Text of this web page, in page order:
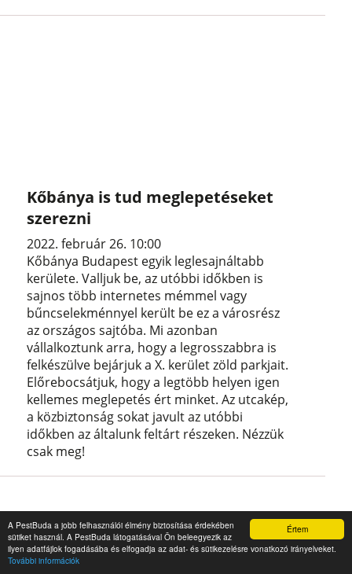
Értem
A PestBuda a jobb felhasználói élmény biztosítása érdekében
sütiket használ. A PestBuda látogatásával Ön beleegyezik az
ilyen adatfájlok fogadásába és elfogadja az adat- és sütikezelésre vonatkozó irányelveket.
További információk
Kőbánya is tud meglepetéseket
szerezni
2022. február 26. 10:00
Kőbánya Budapest egyik leglesajnáltabb
kerülete. Valljuk be, az utóbbi időkben is
sajnos több internetes mémmel vagy
bűncselekménnyel került be ez a városrész
az országos sajtóba. Mi azonban
vállalkoztunk arra, hogy a legrosszabbra is
felkészülve bejárjuk a X. kerület zöld parkjait.
Előrebocsátjuk, hogy a legtöbb helyen igen
kellemes meglepetés ért minket. Az utcakép,
a közbiztonság sokat javult az utóbbi
időkben az általunk feltárt részeken. Nézzük
csak meg!